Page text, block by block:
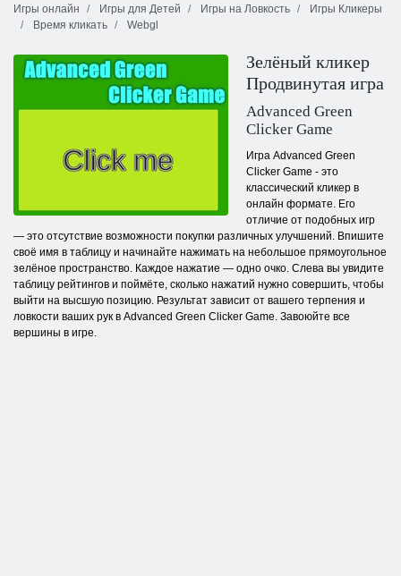
Игры онлайн
Игры для Детей Игры на Ловкость
Игры Кликеры
Время кликать
Webgl
Зелёный кликер
Продвинутая игра
Advanced Green
Clicker Game
Игра Advanced Green
Clicker Game - это
классический кликер в
онлайн формате. Его
отличие от подобных игр
— это отсутствие возможности покупки различных улучшений. Впишите
своё имя в таблицу и начинайте нажимать на небольшое прямоугольное
зелёное пространство. Каждое нажатие — одно очко. Слева вы увидите
таблицу рейтингов и поймёте, сколько нажатий нужно совершить, чтобы
выйти на высшую позицию. Результат зависит от вашего терпения и
ловкости ваших рук в Advanced Green Clicker Game. Завоюйте все
вершины в игре.